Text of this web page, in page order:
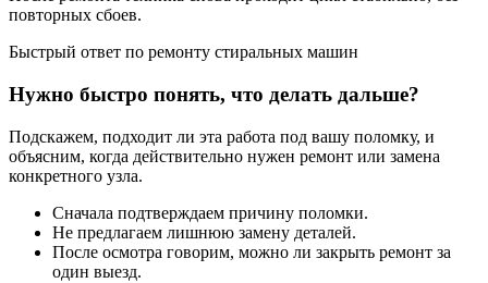
повторных сбоев.
Быстрый ответ по ремонту стиральных машин
Нужно быстро понять, что делать дальше?
Подскажем, подходит ли эта работа под вашу поломку, и
объясним, когда действительно нужен ремонт или замена
конкретного узла.
Сначала подтверждаем причину поломки.
Не предлагаем лишнюю замену деталей.
После осмотра говорим, можно ли закрыть ремонт за
один выезд.